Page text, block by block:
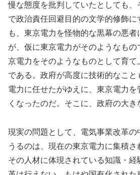
慢な態度を批判していたとしても、
で政治責任回避目的の文学的修飾
も、東京電力を怪物的な黒幕の悪者
が、仮に東京電力がそのようなも
京電力をそのようなものとして育
である。政府が高度に技術的なこ
電力に任せたがゆえに、東京電力
くなったのだ。そこに、政府の大き
現実の問題として、電気事業改革の
うるのは、現在の東京電力に集積さ
その人材に体現されている知識・